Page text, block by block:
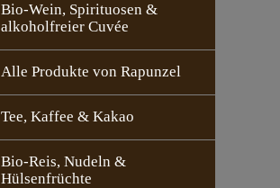
Bio-Wein, Spirituosen &
alkoholfreier Cuvée
Alle Produkte von Rapunzel
Tee, Kaffee & Kakao
Bio-Reis, Nudeln &
Hülsenfrüchte